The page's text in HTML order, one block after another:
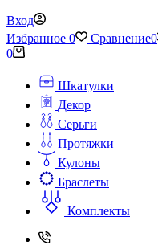
Вход
Избранное 0 Сравнение0
Корзина
0
Шкатулки
Декор
Серьги
Протяжки
Кулоны
Браслеты
Комплекты